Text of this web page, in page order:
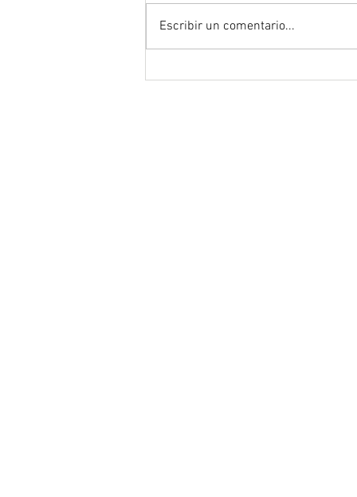
Escribir un comentario...